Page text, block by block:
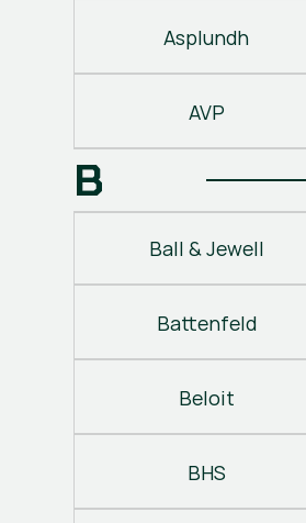
Asplundh
AVP
B
Ball & Jewell
Battenfeld
Beloit
BHS